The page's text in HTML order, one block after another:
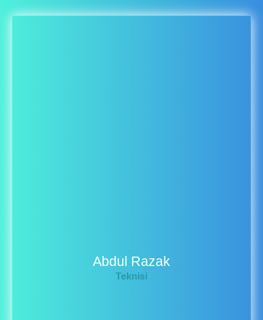
Abdul Razak
Teknisi